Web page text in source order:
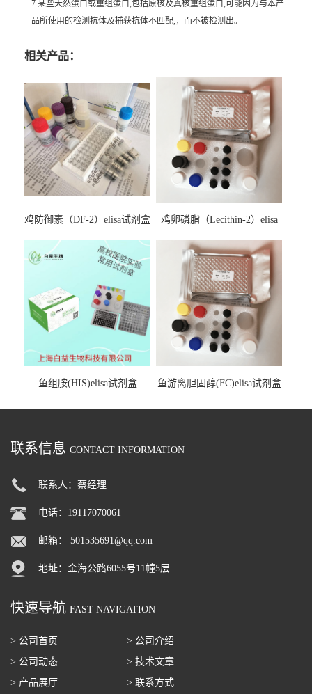
7.某些天然蛋白或重组蛋白,包括原核及真核重组蛋白,可能因为与本产
品所使用的检测抗体及捕获抗体不匹配,，而不被检测出。
相关产品：
鸡防御素（DF-2）elisa试剂盒
鸡卵磷脂（Lecithin-2）elisa
鱼组胺(HIS)elisa试剂盒 鱼游离胆固醇(FC)elisa试剂盒
联系信息 CONTACT INFORMATION
联系人：蔡经理
电话：19117070061
邮箱： 501535691@qq.com
地址：金海公路6055号11幢5层
快速导航 FAST NAVIGATION
> 公司首页
> 公司介绍
> 公司动态
> 技术文章
> 产品展厅
> 联系方式